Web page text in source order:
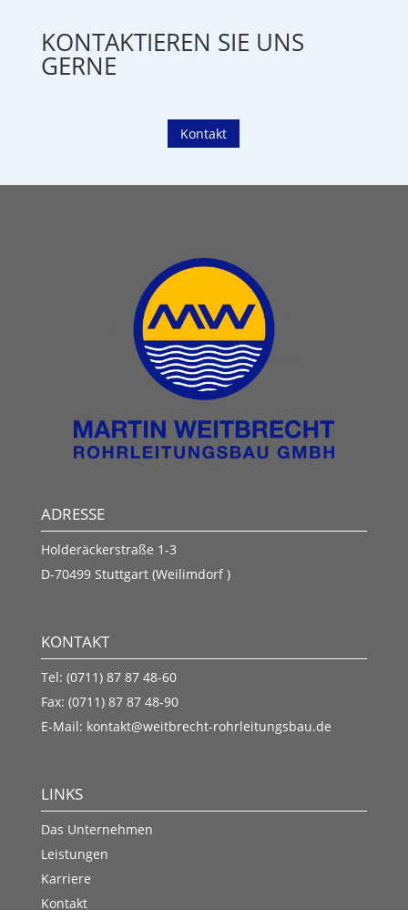
KONTAKTIEREN SIE UNS
GERNE
Kontakt
ADRESSE
Holderäckerstraße 1-3
D-70499 Stuttgart (Weilimdorf )
KONTAKT
Tel: (0711) 87 87 48-60
Fax: (0711) 87 87 48-90
E-Mail: kontakt@weitbrecht-rohrleitungsbau.de
LINKS
Das Unternehmen
Leistungen
Karriere
Kontakt